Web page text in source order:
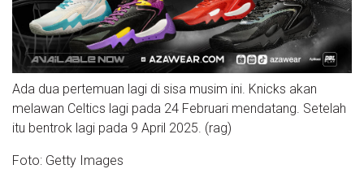
Ada dua pertemuan lagi di sisa musim ini. Knicks akan
melawan Celtics lagi pada 24 Februari mendatang. Setelah
itu bentrok lagi pada 9 April 2025. (rag)
Foto: Getty Images